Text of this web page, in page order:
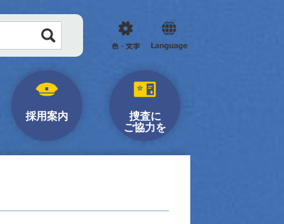
色・
Language
採用案内
捜査に
ご協力を